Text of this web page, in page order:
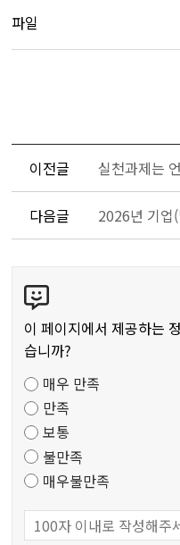
파일
이전글 실천과제는
다음글
텐
츠
만
도
조
사
이 페이지에서 제공하는
습니까?
매우 만족
만족
보통
불만족
매우불만족